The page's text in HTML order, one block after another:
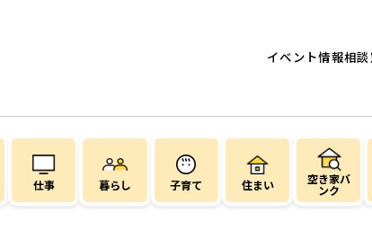
イベント情報相
仕事 暮らし 子育て 住まい
空き家バ
ンク